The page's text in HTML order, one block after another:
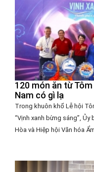
120 món ăn từ
Nam có gì lạ
Trong khuôn khổ Lễ hội
“Vịnh xanh bừng sáng”, Ủy
Hòa và Hiệp hội Văn hóa